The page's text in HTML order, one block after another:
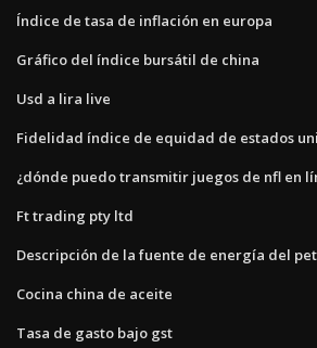
Índice de tasa de inflación en europa
Gráfico del índice bursátil de china
Usd a lira live
Fidelidad índice de equidad de estados
¿dónde puedo transmitir juegos de nfl en
Ft trading pty ltd
Descripción de la fuente de energía del
Cocina china de aceite
Tasa de gasto bajo gst